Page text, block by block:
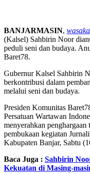
BANJARMASIN,
(Kalsel) Sahbirin Noor
peduli seni dan budaya.
Baret78.
Gubernur Kalsel Sahbirin
berkontribusi dalam
melalui seni dan budaya.
Presiden Komunitas
Persatuan Wartawan
menyerahkan
pembukaan kegiatan
Kabupaten Banjar, Sabtu
Baca Juga : Sahbirin
Kekuatan di Masing-